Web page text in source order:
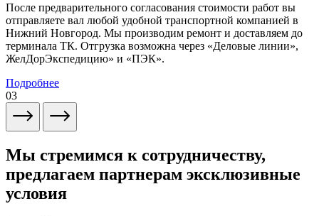
После предварительного согласования стоимости работ вы
отправляете вал любой удобной транспортной компанией в
Нижний Новгород. Мы производим ремонт и доставляем до
терминала ТК. Отгрузка возможна через «Деловые линии»,
ЖелДорЭкспедицию» и «ПЭК».
Подробнее
03
Мы стремимся к сотрудничеству,
предлагаем партнерам эксклюзивные
условия